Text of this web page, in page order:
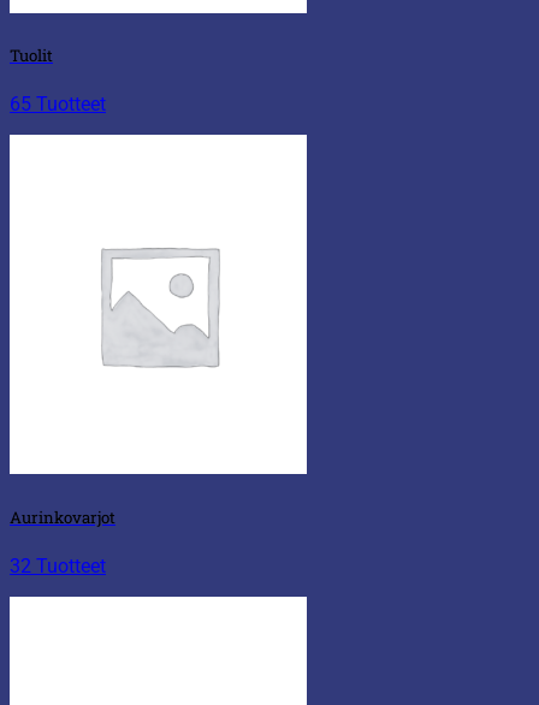
Tuolit
65 Tuotteet
Aurinkovarjot
32 Tuotteet